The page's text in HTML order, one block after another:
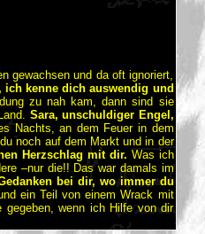
gewachsen und da oft ignoriert,
ich kenne dich auswendig und
zu nah kam, dann sind sie
Sara, unschuldiger Engel,
Nachts, an dem Feuer in dem
noch auf dem Markt und in der
Herzschlag mit dir. Was ich
–nur die!! Das war damals im
bei dir, wo immer du
ein Teil von einem Wrack mit
gegeben, wenn ich Hilfe von dir